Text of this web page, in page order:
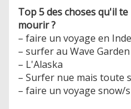
Top 5 des choses qu'il
mourir ?
– faire un voyage en Inde
– surfer au Wave Garden
– L'Alaska
– Surfer nue mais toute
– faire un voyage snow/